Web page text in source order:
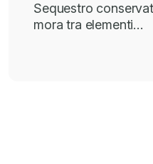
Sequestro
mora tra elementi…